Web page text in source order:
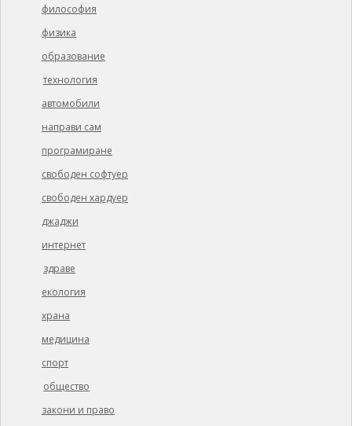
философия
физика
образование
технология
автомобили
направи сам
програмиране
свободен софтуер
свободен хардуер
джаджи
интернет
здраве
екология
храна
медицина
спорт
общество
закони и право